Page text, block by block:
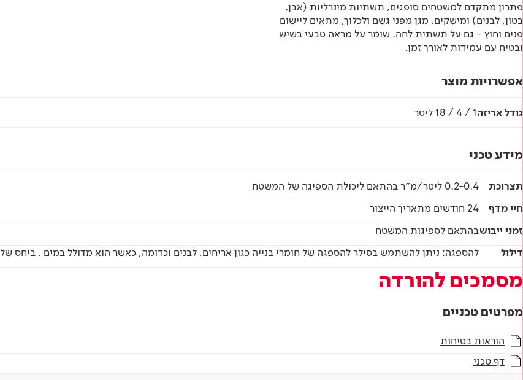
פתרון מתקדם למשטחים סופגים, תשתיות מינרליות (אבן,
בטון, לבנים) ומישקים. מגן מפני גשם ולכלוך, מתאים ליישום
פנים וחוץ - גם על תשתית לחה. שומר על מראה טבעי בשיש
ובטיח עם עמידות לאורך זמן.
אפשרויות מוצר
גודל אריזה1 / 4 / 18 ליטר
מידע טכני
תצרוכת
0.2-0.4 ליטר/מ״ר בהתאם ליכולת הספיגה של המשטח
חיי מדף
24 חודשים מתאריך הייצור
זמני ייבושבהתאם לספיגות המשטח
דילול
להספגה: ניתן להשתמש בסילר להספגה של חומרי בנייה כגון אריחים, לבנים וכדומה, כאשר הוא מדולל במים . ביחס של 1:1 עד 1:4
מסמכים להורדה
מפרטים טכניים
הוראות בטיחות
דף טכני